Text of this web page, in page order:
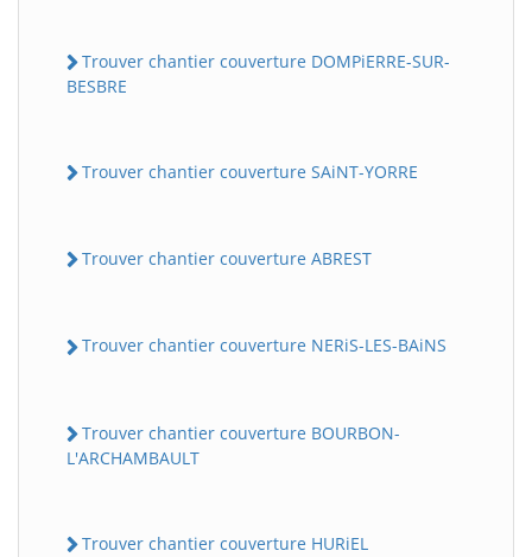
Trouver chantier couverture DOMPiERRE-SUR-
BESBRE
Trouver chantier couverture SAiNT-YORRE
Trouver chantier couverture ABREST
Trouver chantier couverture NERiS-LES-BAiNS
Trouver chantier couverture BOURBON-
L'ARCHAMBAULT
Trouver chantier couverture HURiEL